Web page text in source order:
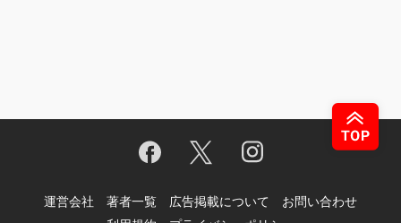
運営会社 著者一覧 広告掲載について
お問い合わせ